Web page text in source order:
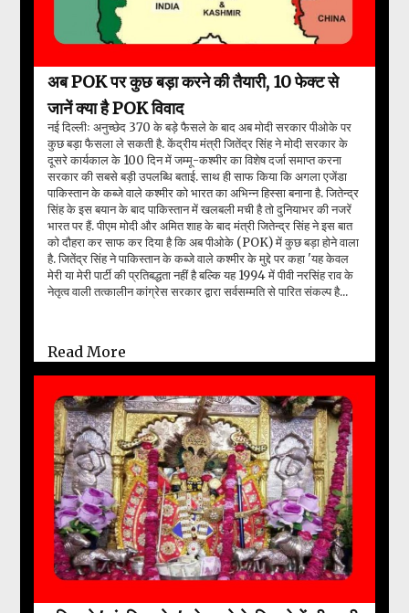
अब POK पर कुछ बड़ा करने की तैयारी, 10 फेक्ट से
जानें क्या है POK विवाद
नई दिल्लीः अनुच्छेद 370 के बड़े फैसले के बाद अब मोदी सरकार पीओके पर
कुछ बड़ा फैसला ले सकती है. केंद्रीय मंत्री जितेंद्र सिंह ने मोदी सरकार के
दूसरे कार्यकाल के 100 दिन में जम्मू-कश्मीर का विशेष दर्जा समाप्त करना
सरकार की सबसे बड़ी उपलब्धि बताई. साथ ही साफ किया कि अगला एजेंडा
पाकिस्तान के कब्जे वाले कश्मीर को भारत का अभिन्न हिस्सा बनाना है. जितेन्द्र
सिंह के इस बयान के बाद पाकिस्तान में खलबली मची है तो दुनियाभर की नजरें
भारत पर हैं. पीएम मोदी और अमित शाह के बाद मंत्री जितेन्द्र सिंह ने इस बात
को दौहरा कर साफ कर दिया है कि अब पीओके (POK) में कुछ बड़ा होने वाला
है. जितेंद्र सिंह ने पाकिस्तान के कब्जे वाले कश्मीर के मुद्दे पर कहा 'यह केवल
मेरी या मेरी पार्टी की प्रतिबद्धता नहीं है बल्कि यह 1994 में पीवी नरसिंह राव के
नेतृत्व वाली तत्कालीन कांग्रेस सरकार द्वारा सर्वसम्मति से पारित संकल्प है...
Read More